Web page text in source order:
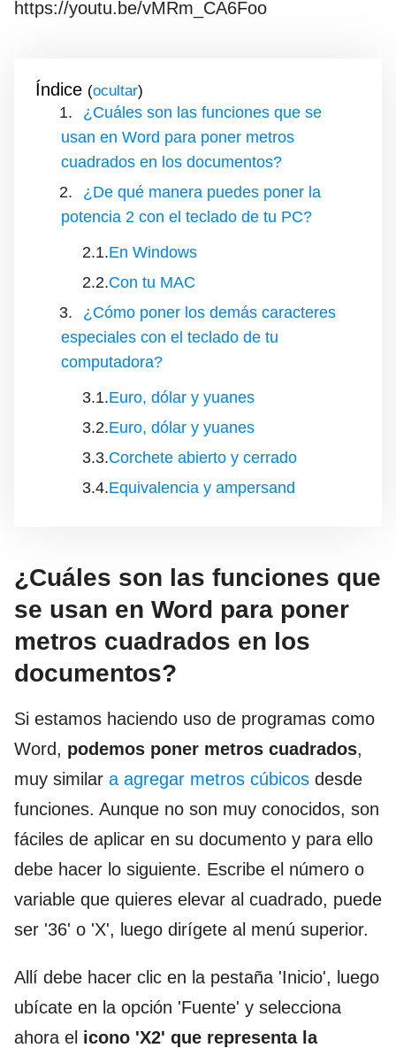
https://youtu.be/vMRm_CA6Foo
Índice ( )
¿Cuáles son las funciones que se
usan en Word para poner metros
cuadrados en los documentos?
¿De qué manera puedes poner la
potencia 2 con el teclado de tu PC?
En Windows
Con tu MAC
¿Cómo poner los demás caracteres
especiales con el teclado de tu
computadora?
Euro, dólar y yuanes
Euro, dólar y yuanes
Corchete abierto y cerrado
Equivalencia y ampersand
¿Cuáles son las funciones que
se usan en Word para poner
metros cuadrados en los
documentos?
Si estamos haciendo uso de programas como
Word, podemos poner metros cuadrados,
muy similar a agregar metros cúbicos desde
funciones. Aunque no son muy conocidos, son
fáciles de aplicar en su documento y para ello
debe hacer lo siguiente. Escribe el número o
variable que quieres elevar al cuadrado, puede
ser '36' o 'X', luego dirígete al menú superior.
Allí debe hacer clic en la pestaña 'Inicio', luego
ubícate en la opción 'Fuente' y selecciona
ahora el icono 'X2' que representa la